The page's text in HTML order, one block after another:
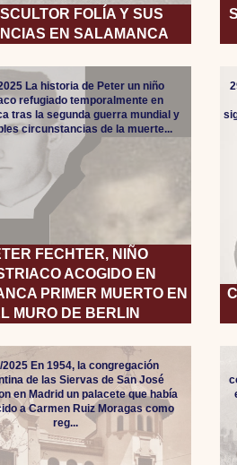
FOLÍA Y SUS
EN SALAMANCA
FECHTER, NIÑO
ACOGIDO EN
PRIMER MUERTO EN
MURO DE BERLIN
La historia de Peter un niño
refugiado temporalmente en
tras la segunda guerra mundial y
circunstancias de la muerte...
2025 En 1954, la congregación
de las Siervas de San José
en Madrid un palacete que había
a Carmen Ruiz Moragas como
reg...